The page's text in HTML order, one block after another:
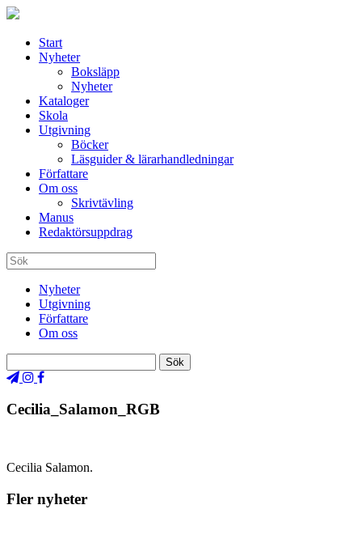
Start
Nyheter
Boksläpp
Nyheter
Kataloger
Skola
Utgivning
Böcker
Läsguider & lärarhandledningar
Författare
Om oss
Skrivtävling
Manus
Redaktörsuppdrag
Nyheter
Utgivning
Författare
Om oss
Cecilia_Salamon_RGB
Cecilia Salamon.
Fler nyheter